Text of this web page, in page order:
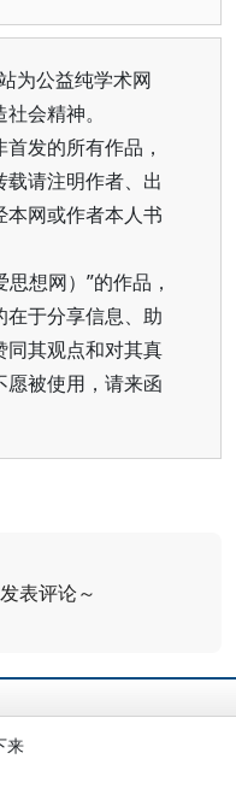
为公益纯学术网
会精神。
发的所有作品，
请注明作者、出
网或作者本人书
想网）”的作品，
于分享信息、助
同其观点和对其真
愿被使用，请来函
表评论～
来